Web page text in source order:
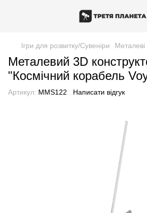
Ігри для розвитку/Сувеніри
Металевий 3D
"Космічний корабель
Артикул: MMS122 Написати відгук